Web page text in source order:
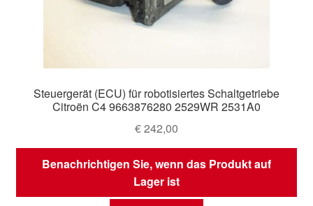
Steuergerät (ECU) für robotisiertes Schaltgetriebe
Citroën C4 9663876280 2529WR 2531A0
€242,00
Benachrichtigen Sie, wenn das Produkt auf
Lager ist